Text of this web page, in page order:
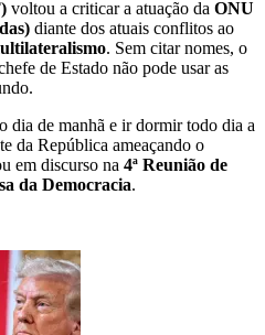
voltou a criticar a atuação da ONU
diante dos atuais conflitos ao
. Sem citar nomes, o
de Estado não pode usar as
dia de manhã e ir dormir todo dia a
da República ameaçando o
em discurso na 4ª Reunião de
da Democracia.